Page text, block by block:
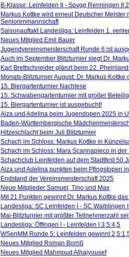
B-Klasse: Leinfelden II - Spvgg Renningen II
Markus Kottke wird erneut Deutscher Meister
Seniorenmannschaft
Saisonauftakt Landesliga: Leinfelden 1.
Neues Mitglied Emil Bauer
Jugendvereinsmeisterschaft Runde 6 ist
Auch im September Blitzturnier siegt Dr.
Karl Brettschneider glänzt beim 22.
Monats-Blitzturnier August: Dr. Markus Kottke
15. Biergartenturnier Nachlese
15. Schwabengartenturnier mit großer
15. Biergartenturnier ist ausgebucht!
Aiza und Adelina beim Jugendopen 2025 in
Baden-Württembergische
Hitzeschlacht beim Juli Blitzturnier
Schach im Schloss: Markus Kottke in
Schach im Schloss: Mara Scannapieco in der
Schachclub Leinfelden auf dem Stadtfest 50
Aiza und Adelina punkten beim Pfingstopen
Endstand der Vereinsmeisterschaft 2025
Neue Mitglieder Samuel, Tino und Max
Mit 21 Punkten gewinnt Dr. Markus Kottke
Landesliga: SC Leinfelden I - SC Waiblingen
Mai-Blitzturnier mit größter Teilnehmerzahl
Landesliga: Öffingen I - Leinfelden I 3,5:4,5
WSenMM Runde 5: Leinfelden gewinnt
Neues Mitglied Roman Borriß
Neues Mitglied Mahmoud Alhajyousef